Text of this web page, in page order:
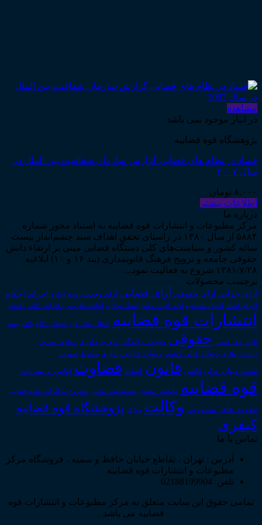
مشاهده
در انبار موجود نمی باشد
پژوهشگاه قوه قضاییه
فساد در نظام های قضایی گزارش سازمان شفافیت بین الملل در
سال ۲۰۰۷
۸,۰۰۰ تومان
اطلاعات بیشتر
درباره ما
مرکز مطبوعات و انتشارات قوه قضاییه به استناد مجوز شماره
۵۸۸۴ از سال ۱۳۸۰ در راستای تحقق اهداف سند چشم‌انداز بیست
ساله کشور و سیاست‌های کلی دستگاه قضایی مبنی بر ارتقاء دانش
حقوقی جامعه و ترویج فرهنگ قانونمداری (بند ۱۶ و ۱۰) ابلاغیه
۱۳۸۱/۷/۲۸ شروع به فعالیت نمود...
برچسب محصولات
آرای جزایی آرای حقوقی آرای قضایی آرای وحدت رویه اجاره اجرای احکام
اجرای اسناد احوال شخصیه ادله_اثبات_دعوا اسناد_تجاری اعاده_دادرسی اعتراض_ثالث اعسار
انتشارات قوه قضاییه انتقال_مال_غیر انحلال_نکاح بانک بیمه
تاجر حق_کسب حقوقی حوادث_رانندگی خلع_ید داوری دعاوی_تصرف
دعاوی_طاری دیوان عالی کشور دیوان عدالت اداری سقوط_تعهدات
شعب_دیوان_عالی قاضی قانون قضات قضاوت قوانین_و_مقررات
قوه قضاییه مالکیت_معنوی مسئولیت_مدنی مشروح مذاکرات نظام قضایی
نظریه_های_مشورتی وکالت وکیل پژوهشگاه قوه قضاییه
کیفری
تماس با ما
آدرس : تهران ، تقاطع خیابان حافظ و سمیه ، فروشگاه مرکز
مطبوعات و انتشارات قوه قضاییه
تلفن: 02188199904
تمامی حقوق این سایت متعلق به مرکز مطبوعات و انتشارات قوه
قضاییه می باشد .